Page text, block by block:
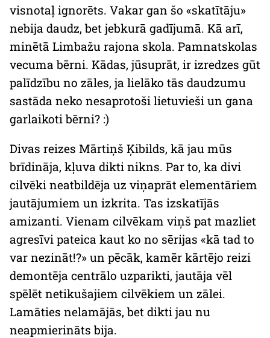
visnotaļ ignorēts. Vakar gan šo «skatītāju»
nebija daudz, bet jebkurā gadījumā. Kā arī,
minētā Limbažu rajona skola. Pamnatskolas
vecuma bērni. Kādas, jūsuprāt, ir izredzes gūt
palīdzību no zāles, ja lielāko tās daudzumu
sastāda neko nesaprotoši lietuvieši un gana
garlaikoti bērni? :)
Divas reizes Mārtiņš Ķibilds, kā jau mūs
brīdināja, kļuva dikti nikns. Par to, ka divi
cilvēki neatbildēja uz viņaprāt elementāriem
jautājumiem un izkrita. Tas izskatījās
amizanti. Vienam cilvēkam viņš pat mazliet
agresīvi pateica kaut ko no sērijas «kā tad to
var nezināt!?» un pēcāk, kamēr kārtējo reizi
demontēja centrālo uzparikti, jautāja vēl
spēlēt netikušajiem cilvēkiem un zālei.
Lamāties nelamājās, bet dikti jau nu
neapmierināts bija.